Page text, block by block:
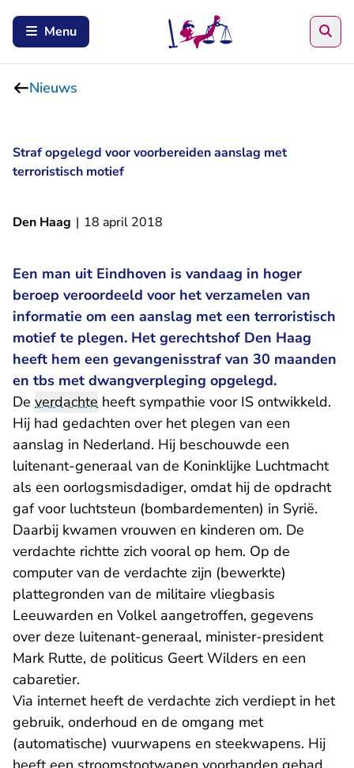
Menu
Nieuws
Straf opgelegd voor voorbereiden aanslag met
terroristisch motief
Den Haag | 18 april 2018
Een man uit Eindhoven is vandaag in hoger
beroep veroordeeld voor het verzamelen van
informatie om een aanslag met een terroristisch
motief te plegen. Het gerechtshof Den Haag
heeft hem een gevangenisstraf van 30 maanden
en tbs met dwangverpleging opgelegd.
De verdachte heeft sympathie voor IS ontwikkeld.
Hij had gedachten over het plegen van een
aanslag in Nederland. Hij beschouwde een
luitenant-generaal van de Koninklijke Luchtmacht
als een oorlogsmisdadiger, omdat hij de opdracht
gaf voor luchtsteun (bombardementen) in Syrië.
Daarbij kwamen vrouwen en kinderen om. De
verdachte richtte zich vooral op hem. Op de
computer van de verdachte zijn (bewerkte)
plattegronden van de militaire vliegbasis
Leeuwarden en Volkel aangetroffen, gegevens
over deze luitenant-generaal, minister-president
Mark Rutte, de politicus Geert Wilders en een
cabaretier.
Via internet heeft de verdachte zich verdiept in het
gebruik, onderhoud en de omgang met
(automatische) vuurwapens en steekwapens. Hij